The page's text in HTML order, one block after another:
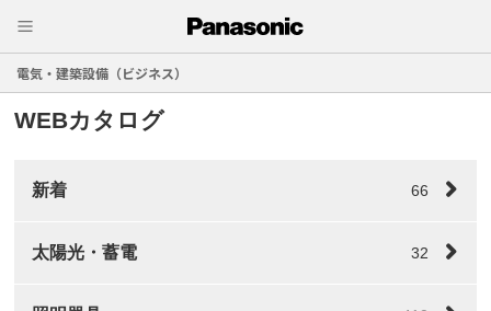
電気・建築設備（ビジネス）
WEBカタログ
新着 66
太陽光・蓄電 32